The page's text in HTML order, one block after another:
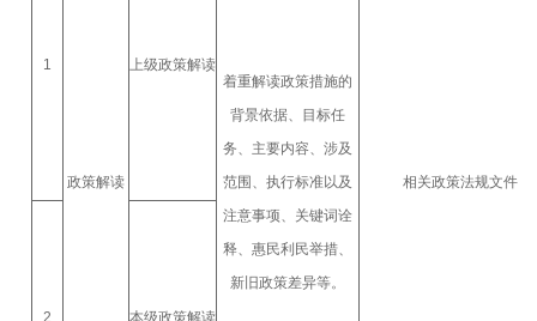
1
政策解读
上级政策解读
着重解读政策措施的
背景依据、目标任
务、主要内容、涉及
范围、执行标准以及
注意事项、关键词诠
释、惠民利民举措、
新旧政策差异等。
相关政策法规文件
2 本级政策解读